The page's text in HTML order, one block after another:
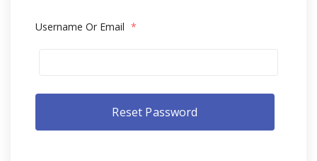
Username Or Email *